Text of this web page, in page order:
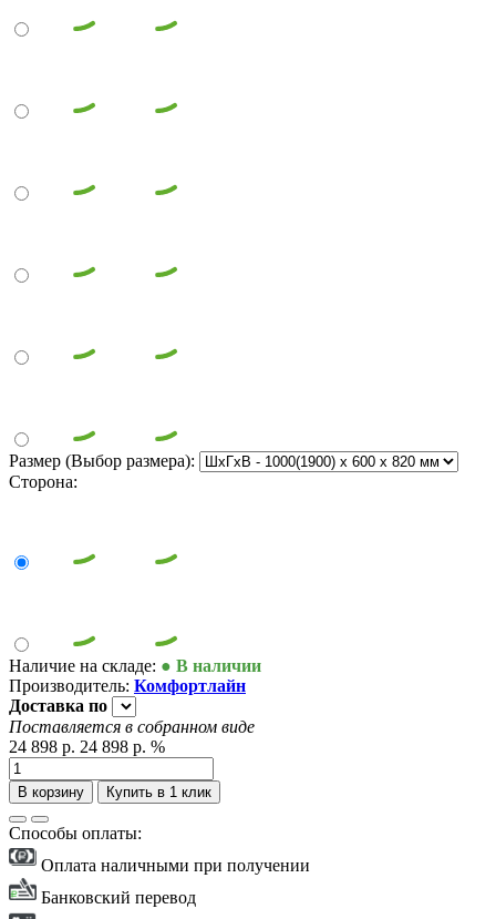
Размер (Выбор размера):
Сторона:
Наличие на складе: ● В наличии
Производитель: Комфортлайн
Доставка по
Поставляется в собранном виде
24 898 р. 24 898 р. %
В корзину Купить в 1 клик
Способы оплаты:
Оплата наличными при получении
Банковский перевод